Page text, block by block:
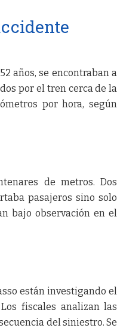
años, se encontraban a
por el tren cerca de la
por hora, según
de metros. Dos
pasajeros sino solo
bajo observación en el
están investigando el
fiscales analizan las
del siniestro. Se